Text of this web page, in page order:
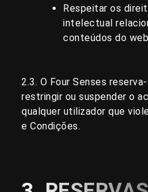
Respeitar os
intelectual
conteúdos do
2.3. O Four Senses
restringir ou suspender o
qualquer utilizador que
e Condições.